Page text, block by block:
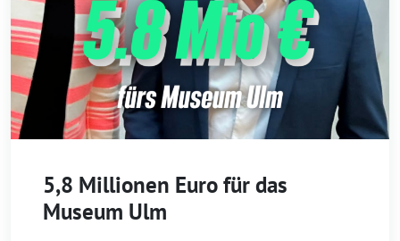
5,8 Millionen Euro für das
Museum Ulm